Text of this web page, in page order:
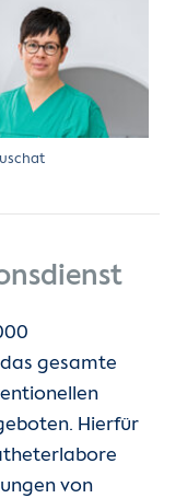
gesamte
Hierfür
von